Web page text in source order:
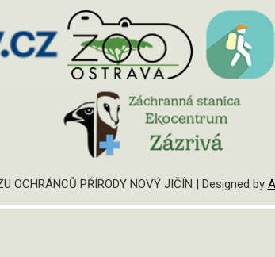
OCHRÁNCŮ PŘÍRODY NOVÝ JIČÍN | Designed by
Ing.